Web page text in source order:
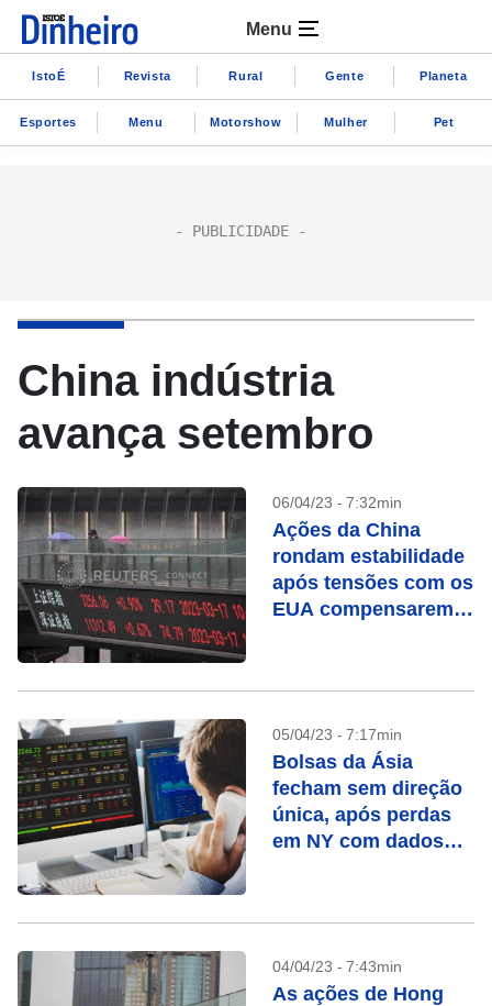
Menu
IstoÉ Revista Rural Gente Planeta
Esportes Menu Motorshow Mulher Pet
China indústria
avança setembro
06/04/23 - 7:32min
Ações da China
rondam estabilidade
após tensões com os
EUA compensarem
05/04/23 - 7:17min
Bolsas da Ásia
fecham sem direção
única, após perdas
em NY com dados
04/04/23 - 7:43min
As ações de Hong